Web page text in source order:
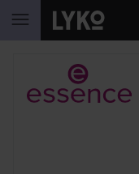
HOPPA TILL
HOPPA ÖVER